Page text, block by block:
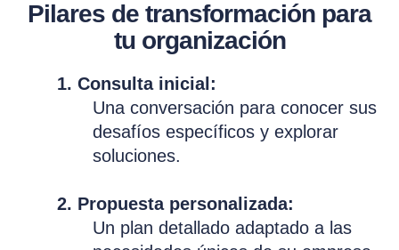
Pilares de transformación para
tu organización
1. Consulta inicial:
Una conversación para conocer sus
desafíos específicos y explorar
soluciones.
2. Propuesta personalizada:
Un plan detallado adaptado a las